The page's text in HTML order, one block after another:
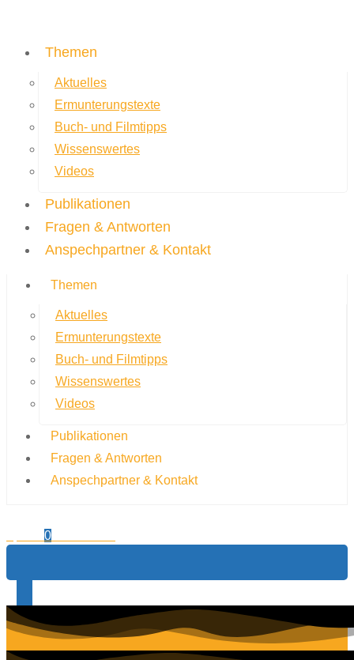
Themen
Aktuelles
Ermunterungstexte
Buch- und Filmtipps
Wissenswertes
Videos
Publikationen
Fragen & Antworten
Anspechpartner & Kontakt
Themen
Aktuelles
Ermunterungstexte
Buch- und Filmtipps
Wissenswertes
Videos
Publikationen
Fragen & Antworten
Anspechpartner & Kontakt
0